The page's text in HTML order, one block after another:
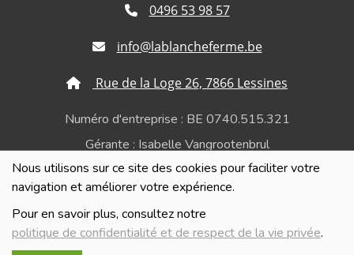
Nous utilisons sur ce site des cookies pour faciliter votre
navigation et améliorer votre expérience.
Pour en savoir plus, consultez notre
politique de confidentialité et de respect de la vie privée.
0496 53 98 57
info@lablancheferme.be
Rue de la Loge 26, 7866 Lessines
Numéro d'entreprise : BE 0740.515.321
Gérante : Isabelle Vangrootenbrul
Politique de confidentialité et de respect de la vie
privée